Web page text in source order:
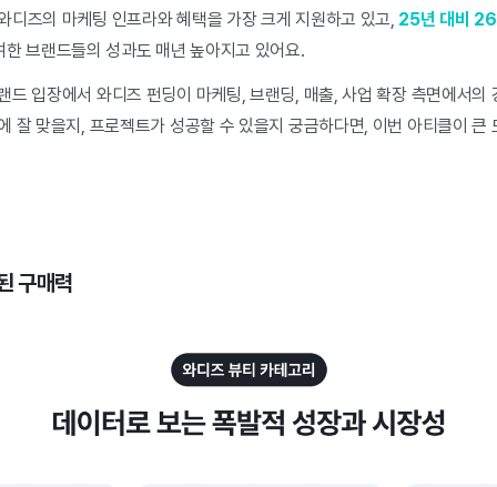
디즈의 마케팅 인프라와 혜택을 가장 크게 지원하고 있고, 25년 대비 26
한 브랜드들의 성과도 매년 높아지고 있어요.
드 입장에서 와디즈 펀딩이 마케팅, 브랜딩, 매출, 사업 확장 측면에서의
잘 맞을지, 프로젝트가 성공할 수 있을지 궁금하다면, 이번 아티클이 큰
구매력